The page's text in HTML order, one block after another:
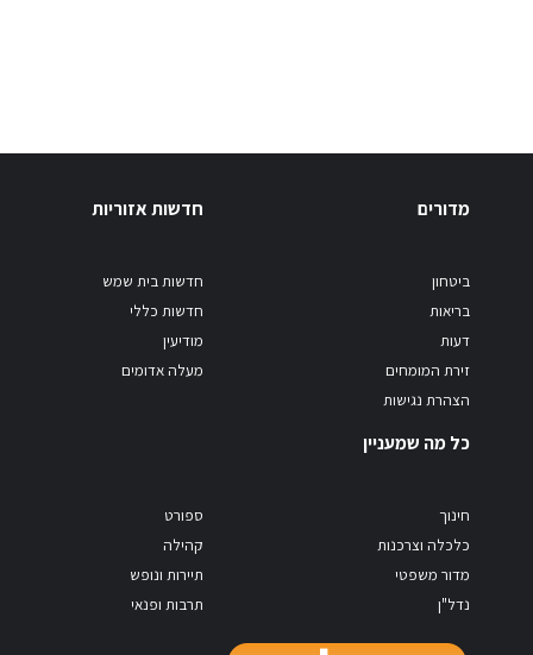
מדורים
ביטחון
בריאות
דעות
זירת המומחים
הצהרת נגישות
חדשות אזוריות
חדשות בית שמש
חדשות כללי
מודיעין
מעלה אדומים
כל מה שמעניין
חינוך
כלכלה וצרכנות
מדור משפטי
נדל"ן
ספורט
קהילה
תיירות ונופש
תרבות ופנאי